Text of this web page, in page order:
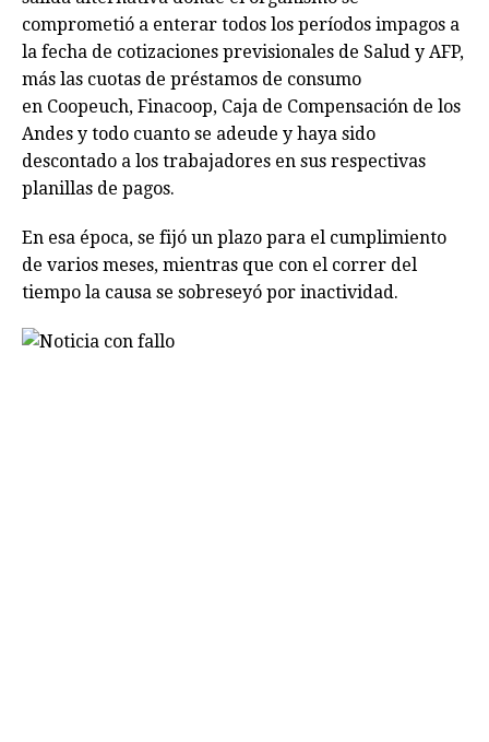
comprometió a enterar todos los períodos impagos a
la fecha de cotizaciones previsionales de Salud y AFP,
más las cuotas de préstamos de consumo
en Coopeuch, Finacoop, Caja de Compensación de los
Andes y todo cuanto se adeude y haya sido
descontado a los trabajadores en sus respectivas
planillas de pagos.
En esa época, se fijó un plazo para el cumplimiento
de varios meses, mientras que con el correr del
tiempo la causa se sobreseyó por inactividad.